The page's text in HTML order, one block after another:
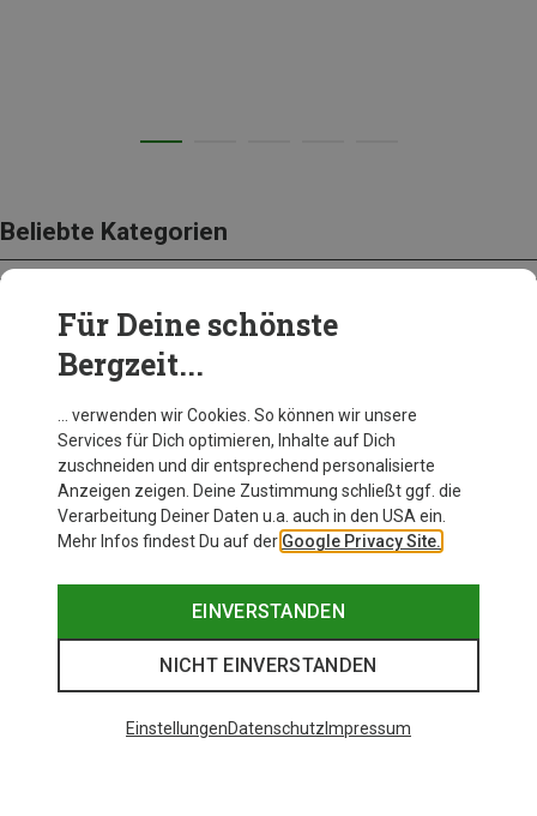
Beliebte Kategorien
BEKLEIDUNG
Für Deine schönste
Bergzeit...
… verwenden wir Cookies. So können wir unsere
Services für Dich optimieren, Inhalte auf Dich
zuschneiden und dir entsprechend personalisierte
Anzeigen zeigen. Deine Zustimmung schließt ggf. die
Verarbeitung Deiner Daten u.a. auch in den USA ein.
Mehr Infos findest Du auf der Google Privacy Site.
EINVERSTANDEN
NICHT EINVERSTANDEN
EinstellungenDatenschutz Impressum